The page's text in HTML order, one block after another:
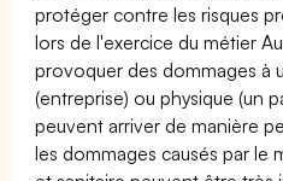
protéger contre les risques
lors de l'exercice du métier
provoquer des dommages à
(entreprise) ou physique (un
peuvent arriver de manière
les dommages causés par le